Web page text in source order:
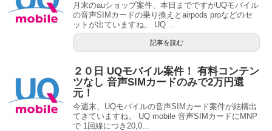
月末のauショップ案件、本日までですがUQモバイル
の音声SIMカードの乗り換えとairpods proなどのセ
ットが出ていますね。 UQ ...
記事を読む
２０日 UQモバイル案件！ 有料コンテン
ツなし 音声SIMカードのみで2万円還
元！
今週末、UQモバイルの音声SIMカード案件が結構出
てきていますね。 UQ mobile 音声SIMカードにMNP
で 1回線につき20,0...